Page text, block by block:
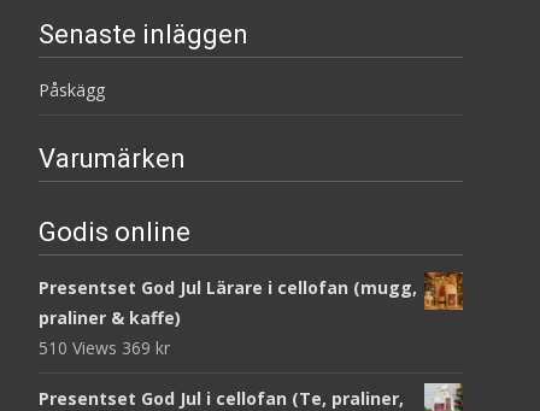
Senaste inläggen
Påskägg
Varumärken
Godis online
Presentset God Jul Lärare i cellofan (mugg,
praliner & kaffe)
510 Views 369 kr
Presentset God Jul i cellofan (Te, praliner,